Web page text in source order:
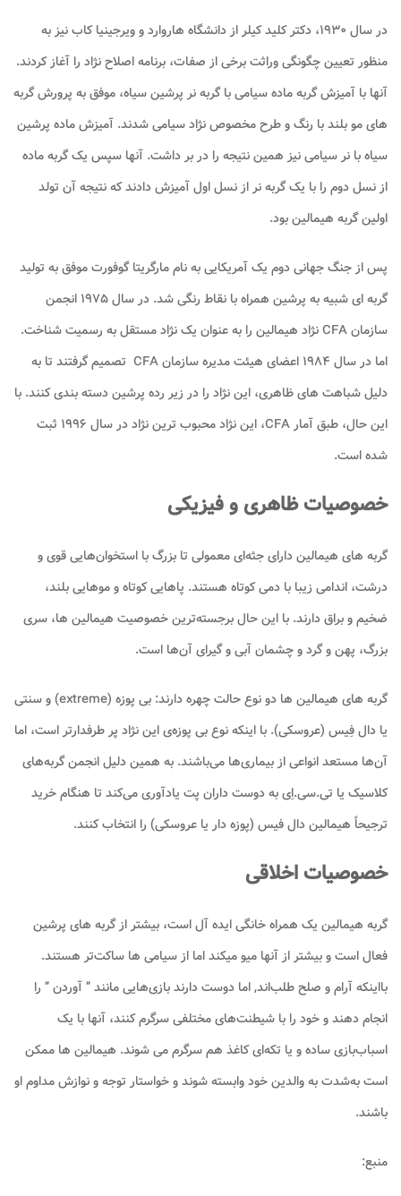
در سال ۱۹۳۰، دکتر کلید کیلر از دانشگاه هاروارد و ویرجینیا کاب نیز به
منظور تعیین چگونگی وراثت برخی از صفات، برنامه اصلاح نژاد را آغاز کردند.
آنها با آمیزش گربه ماده سیامی با گربه نر پرشین سیاه، موفق به پرورش گربه
های مو بلند با رنگ و طرح مخصوص نژاد سیامی شدند. آمیزش ماده پرشین
سیاه با نر سیامی نیز همین نتیجه را در بر داشت. آنها سپس یک گربه ماده
از نسل دوم را با یک گربه نر از نسل اول آمیزش دادند که نتیجه آن تولد
اولین گربه هیمالین بود.
پس از جنگ جهانی دوم یک آمریکایی به نام مارگریتا گوفورت موفق به تولید
گربه ای شبیه به پرشین همراه با نقاط رنگی شد. در سال ۱۹۷۵ انجمن
سازمان CFA نژاد هیمالین را به عنوان یک نژاد مستقل به رسمیت شناخت.
اما در سال ۱۹۸۴ اعضای هیئت مدیره سازمان CFA تصمیم گرفتند تا به
دلیل شباهت های ظاهری، این نژاد را در زیر رده پرشین دسته بندی کنند. با
این حال، طبق آمار CFA، این نژاد محبوب ترین نژاد در سال ۱۹۹۶ ثبت
شده است.
خصوصیات ظاهری و فیزیکی
گربه ها‌ی هیمالین دارای جثه‌ای معمولی تا بزرگ با استخوان‌هایی قوی و
درشت، اندامی زیبا با دمی کوتاه هستند. پاهایی کوتاه و موهایی بلند،
ضخیم و براق دارند. با این حال برجسته‌ترین خصوصیت هیمالین ها، سری
بزرگ، پهن و گرد و چشمان آبی و گیرای آن‌ها است.
گربه های هیمالین ها دو نوع حالت چهره دارند: بی پوزه (extreme) و سنتی
یا دال فِیس (عروسکی). با اینکه نوع بی پوزه‌ی این نژاد پر طرفدارتر است، اما
آن‌ها مستعد انواعی از بیماری‌ها می‌باشند. به همین دلیل انجمن گربه‌های
کلاسیک یا تی.سی.اِی به دوست داران پت یادآوری می‌کند تا هنگام خرید
ترجیحاً هیمالین دال فیس (پوزه دار یا عروسکی) را انتخاب کنند.
خصوصیات اخلاقی
گربه هیمالین یک همراه خانگی ایده آل است، بیشتر از گربه های پرشین
فعال است و بیشتر از آنها میو میکند اما از سیامی ها ساکت‌تر هستند.
بااینکه آرام و صلح طلب‌اند, اما دوست دارند بازی‌هایی مانند ” آوردن ” را
انجام دهند و خود را با شیطنت‌های مختلفی سرگرم کنند، آنها با یک
اسباب‌بازی ساده و یا تکه‌ای کاغذ هم سرگرم می شوند. هیمالین ها ممکن
است به‌شدت به والدین خود وابسته شوند و خواستار توجه و نوازش مداوم او
باشند.
منبع: